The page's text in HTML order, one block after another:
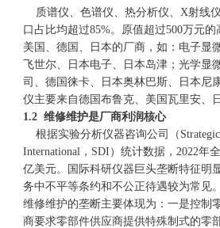
质谱仪、色谱仪、热分析仪、X射线
口占比均超过85%。原值超过500万元
美国、德国、日本的厂商，如： 电子显
飞世尔、日本电子、日本岛津；光学显
司、德国徕卡、日本奥林巴斯、日本尼
仪主要来自德国布鲁克、美国瓦里安、
1.2 维修维护是厂商利润核心
根据实验分析仪器咨询公司（Strategic
International，SDI）统计数据，2022年
亿美元。国际科研仪器巨头垄断特征明
务中不平等条约和不公正待遇较为常见
维修维护的垄断主要体现为：一是控制
商要求零部件供应商提供特殊制式的零